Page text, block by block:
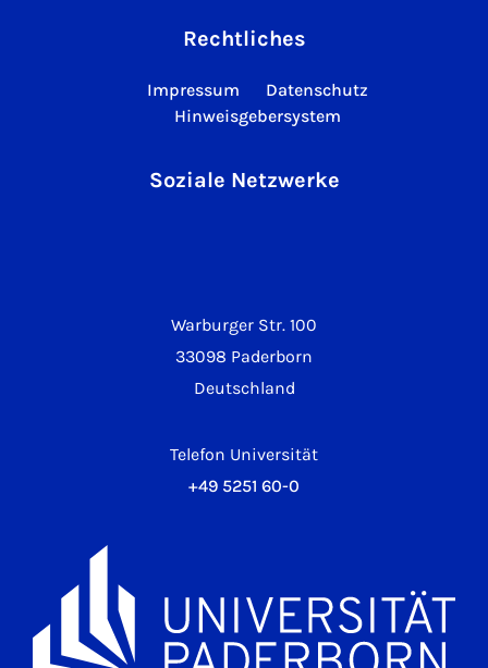
Warburger Str. 100
33098 Paderborn
Deutschland
Telefon Universität
+49 5251 60-0
Rechtliches
Impressum
Datenschutz
Hinweisgebersystem
Soziale Netzwerke